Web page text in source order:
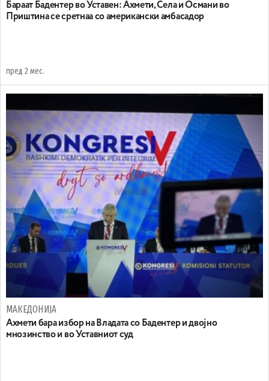
Бараат Бадентер во Уставен: Ахмети, Села и Османи во
Приштина се сретнаа со американски амбасадор
пред 2 мес.
МАКЕДОНИЈА
Ахмети бара избор на Владата со Бадентер и двојно
мнозинство и во Уставниот суд